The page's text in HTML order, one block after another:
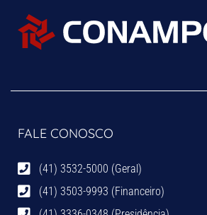
FALE CONOSCO
(41) 3532-5000 (Geral)
(41) 3503-9993 (Financeiro)